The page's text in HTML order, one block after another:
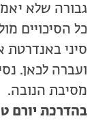
גבורה שלא
כל הסיכויים
סיני
ועברה לכאן.
מסיבת הנובה.
בהדרכת יורם